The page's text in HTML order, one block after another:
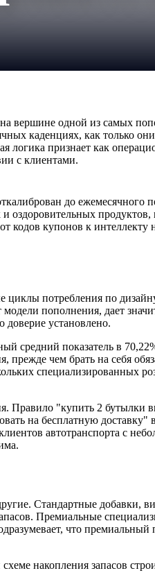
вершине одной из самых
каденциях, как только
логика признает как
с клиентами.
до ежемесячного
оздоровительных
кодов купонов к интеллекту
циклы потребления по
модели пополнения, дает
доверие установлено.
средний показатель в
чем брать на себя
специализированных
Правило "купить 2 бутылки
на бесплатную доставку"
автотранспорта с
Стандартные добавки,
Премиальные
что
накопления запасов